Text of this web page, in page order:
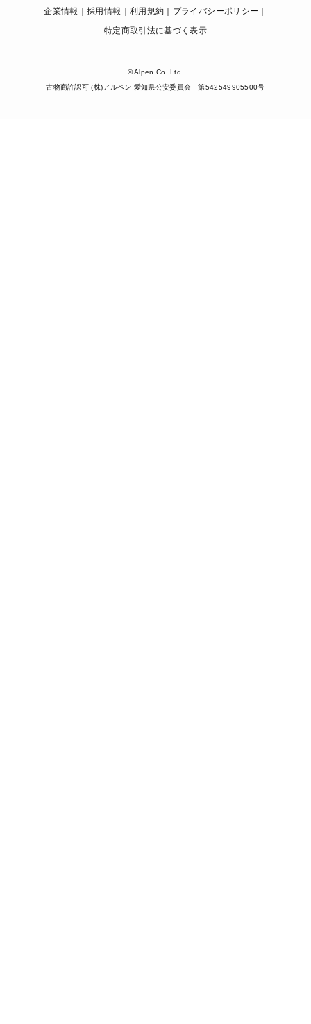
企業情報 採用情報 利用規約
プライバシーポリシー
特定商取引法に基づく表示
© Alpen Co.,Ltd.
古物商許認可 (株)アルペン 愛知県公安委員会 第542549905500号